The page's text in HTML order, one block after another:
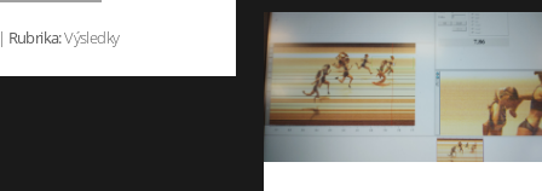
| Rubrika:Výsledky